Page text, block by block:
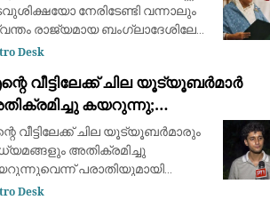
നേരിടേണ്ടി വന്നാലും
രാജ്യമായ ബംഗ്ലാദേശിലേക്ക്
മുൻ
എനിക്ക് പൂർണ്ണ
എന്നെ കൊ
Desk
വീട്ടിലേക്ക് ചില യൂട്യൂബർമാർ
കയറുന്നു;
ദൃശ്യങ്ങൾ
സുരക്ഷയിൽ ആശങ്കയെന്ന്
വീട്ടിലേക്ക് ചില യൂട്യൂബർമാരും
അതിക്രമിച്ചു
പരാതിയുമായി
അനുവാദമില്ലാതെ
Desk